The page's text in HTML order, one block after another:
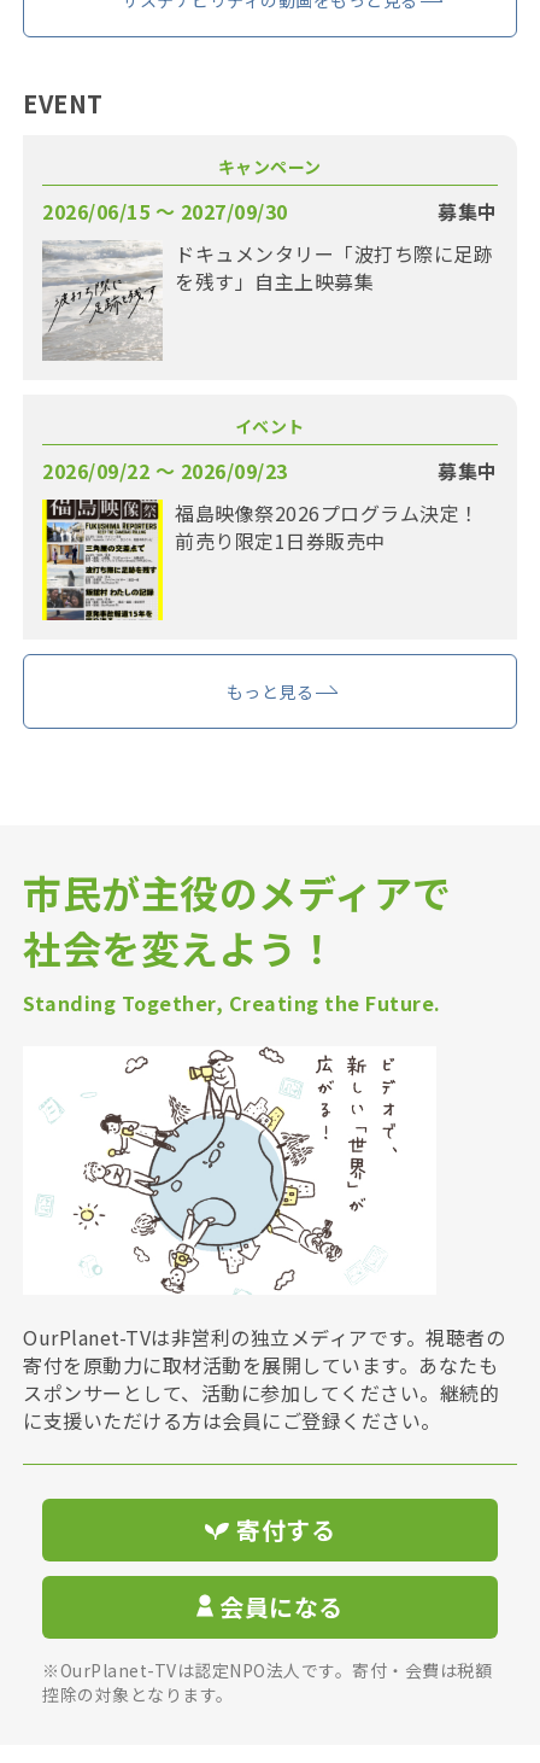
EVENT
キャンペーン
2026/06/15 〜 2027/09/30
募集中
ドキュメンタリー「波打ち際に足跡
を残す」自主上映募集
イベント
2026/09/22 〜 2026/09/23
募集中
福島映像祭2026プログラム決定！
前売り限定1日券販売中
もっと見る
市民が主役のメディアで
社会を変えよう！
Standing Together, Creating the Future.
OurPlanet-TVは非営利の独立メディアです。視聴者の
寄付を原動力に取材活動を展開しています。あなたも
スポンサーとして、活動に参加してください。継続的
に支援いただける方は会員にご登録ください。
寄付する
会員になる
※OurPlanet-TVは認定NPO法人です。寄付・会費は税額
控除の対象となります。